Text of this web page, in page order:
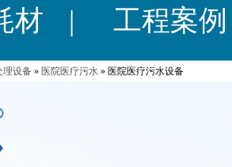
材 | 工程案例
理设备 » 医院医疗污水 » 医院医疗污水设备